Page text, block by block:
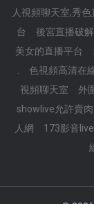
人視頻聊天室,秀
台
後宮直播破
美女的直播平台
色視頻高清在
視頻聊天室
外
showlive允許賣
人網
173影音